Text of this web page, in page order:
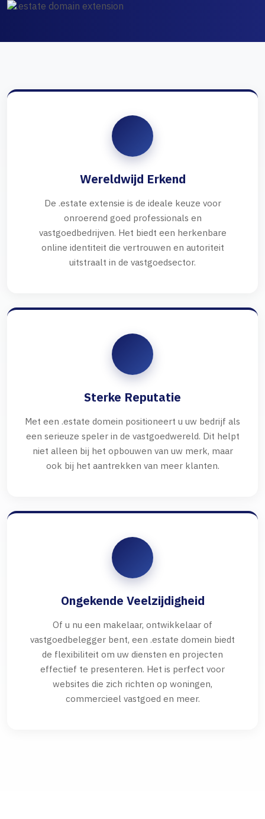
Wereldwijd Erkend
De .estate extensie is de ideale keuze voor
onroerend goed professionals en
vastgoedbedrijven. Het biedt een herkenbare
online identiteit die vertrouwen en autoriteit
uitstraalt in de vastgoedsector.
Sterke Reputatie
Met een .estate domein positioneert u uw bedrijf als
een serieuze speler in de vastgoedwereld. Dit helpt
niet alleen bij het opbouwen van uw merk, maar
ook bij het aantrekken van meer klanten.
Ongekende Veelzijdigheid
Of u nu een makelaar, ontwikkelaar of
vastgoedbelegger bent, een .estate domein biedt
de flexibiliteit om uw diensten en projecten
effectief te presenteren. Het is perfect voor
websites die zich richten op woningen,
commercieel vastgoed en meer.